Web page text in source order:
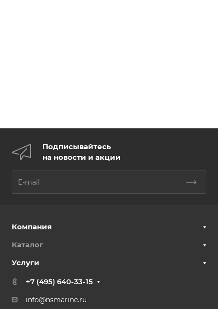
Подписывайтесь
на новости и акции
Компания
Каталог
Услуги
+7 (495) 640-33-15
info@nsmarine.ru